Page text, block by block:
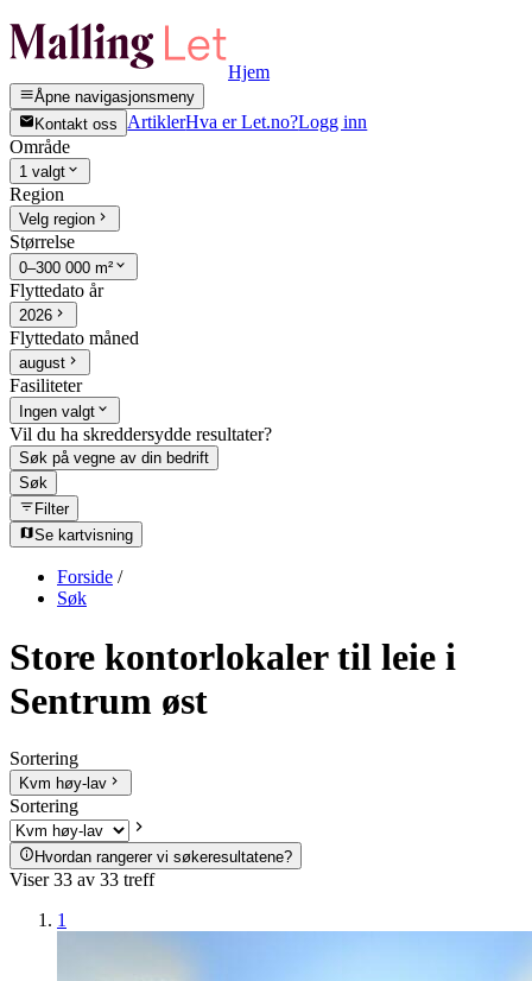
Hjem
Åpne navigasjonsmeny
Kontakt oss
ArtiklerHva er Let.no?Logg inn
Område
1 valgt
Region
Velg region
Størrelse
0–300 000 m²
Flyttedato år
2026
Flyttedato måned
august
Fasiliteter
Ingen valgt
Vil du ha skreddersydde resultater?
Søk på vegne av din bedrift
Søk
Filter
Se kartvisning
Forside /
Søk
Store kontorlokaler til leie i
Sentrum øst
Sortering
Kvm høy-lav
Sortering
Hvordan rangerer vi søkeresultatene?
Viser33 av 33 treff
1